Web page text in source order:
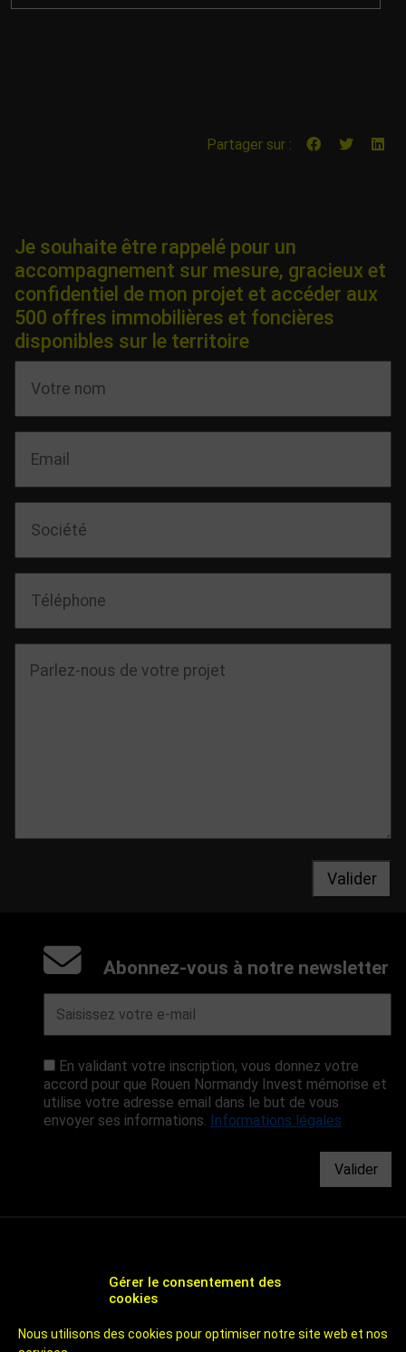
Gérer le consentement des
cookies
Nous utilisons des cookies pour optimiser notre site web et nos
Partager sur :
Je souhaite être rappelé pour un
accompagnement sur mesure, gracieux et
confidentiel de mon projet et accéder aux
500 offres immobilières et foncières
disponibles sur le territoire
Valider
Abonnez-vous à notre newsletter
En validant votre inscription, vous donnez votre
accord pour que Rouen Normandy Invest mémorise et
utilise votre adresse email dans le but de vous
envoyer ses informations. Informations légales
Valider
ÉCONOMIQUE ET D'ATTRACTIVITÉ DE ROUEN